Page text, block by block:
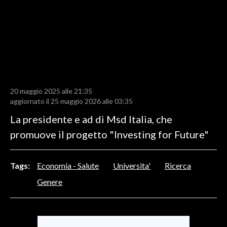
RISULTATI E CLASSIFICHE
CALCIO REGIONALE
BASKET
MOTORI
ALTRI SPORT
20 maggio 2025 alle 21:35
aggiornato il 25 maggio 2026 alle 03:35
La presidente e ad di Msd Italia, che
promuove il progetto "Investing for Future"
Tags: Economia - Salute Universita'
Ricerca
Genere